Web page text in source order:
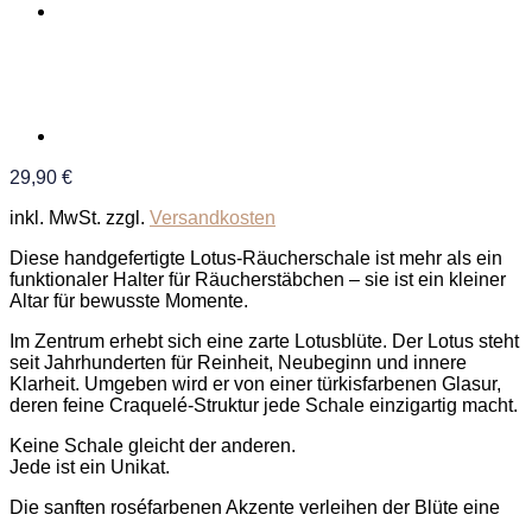
29,90 €
inkl. MwSt. zzgl. Versandkosten
Diese handgefertigte Lotus-Räucherschale ist mehr als ein
funktionaler Halter für Räucherstäbchen – sie ist ein kleiner
Altar für bewusste Momente.
Im Zentrum erhebt sich eine zarte Lotusblüte. Der Lotus steht
seit Jahrhunderten für Reinheit, Neubeginn und innere
Klarheit. Umgeben wird er von einer türkisfarbenen Glasur,
deren feine Craquelé-Struktur jede Schale einzigartig macht.
Keine Schale gleicht der anderen.
Jede ist ein Unikat.
Die sanften roséfarbenen Akzente verleihen der Blüte eine